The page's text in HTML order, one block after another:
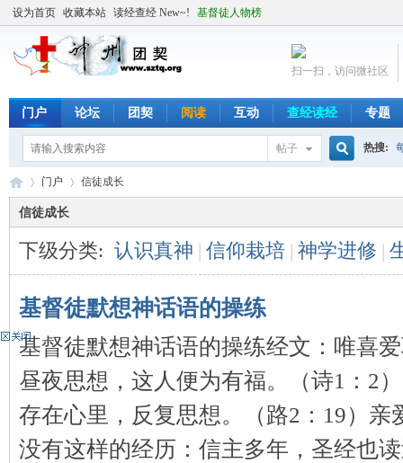
设为首页 收藏本站 读经查经 New~! 基督徒人物榜
扫一扫，访问微社区
门户 论坛 团契 阅读 互动 查经读经 专题
帖子
索
热搜:
门户
›
信徒成长
信徒成长
下级分类: 认识真神 | 信仰栽培 | 神学进修 |
基督徒默想神话语的操练
基督徒默想神话语的操练经文：唯喜
昼夜思想，这人便为有福。（诗1：2
存在心里，反复思想。（路2：19）亲
没有这样的经历：信主多年，圣经也